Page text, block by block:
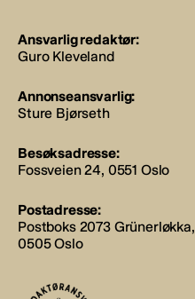
Ansvarlig redaktør:
Guro Kleveland
Annonseansvarlig:
Sture Bjørseth
Besøksadresse:
Fossveien 24, 0551 Oslo
Postadresse:
Postboks 2073 Grünerløkka,
0505 Oslo